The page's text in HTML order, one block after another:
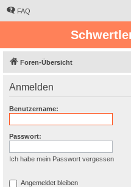
FAQ
Foren-Übersicht
Anmelden
Benutzername:
Passwort:
Ich habe mein Passwort vergessen
Angemeldet bleiben